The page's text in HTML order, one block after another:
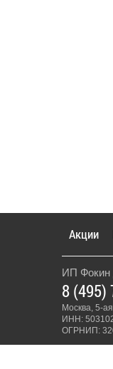
Акции
ИП Фокин
8 (495)
Москва, 5-
ИНН:
ОГРНИП: